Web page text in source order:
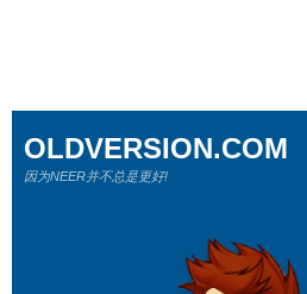
OLDVERSION.COM
因为NEER并不总是更好!